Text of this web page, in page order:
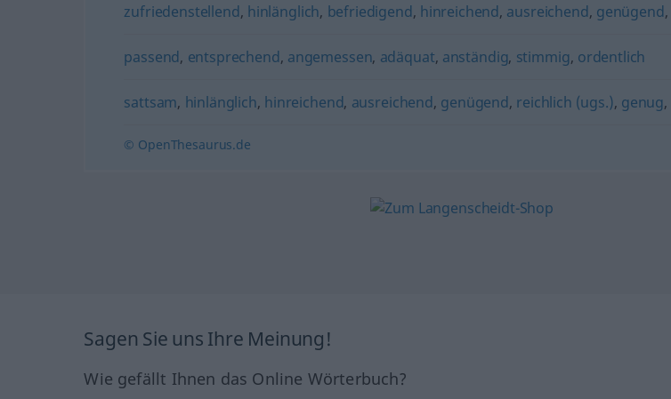
zufriedenstellend, hinlänglich, befriedigend, hinreichend, ausreichend, genügend,
passend, entsprechend, angemessen, adäquat, anständig, stimmig, ordentlich
sattsam, hinlänglich, hinreichend, ausreichend, genügend, reichlich (ugs.), genug,
© OpenThesaurus.de
Sagen Sie uns Ihre Meinung!
Wie gefällt Ihnen das Online Wörterbuch?